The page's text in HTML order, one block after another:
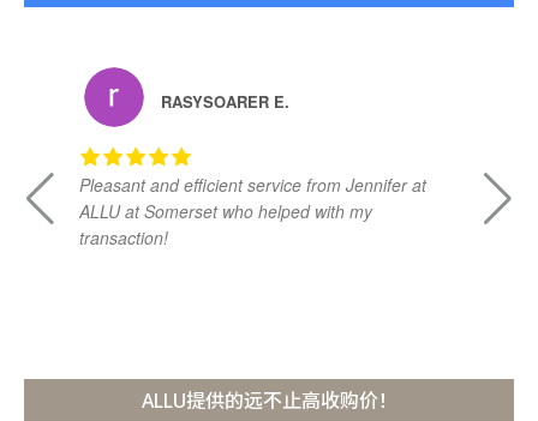
Pleasant and efficient service from Jennifer at
ALLU at Somerset who helped with my
transaction!
RASYSOARER E.
ALLU提供的远不止高收购价！